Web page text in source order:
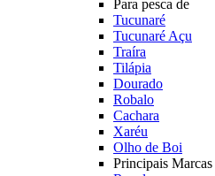
Para pesca de
Tucunaré
Tucunaré Açu
Traíra
Tilápia
Dourado
Robalo
Cachara
Xaréu
Olho de Boi
Principais Marcas